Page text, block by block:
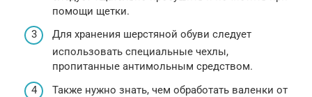
помощи щетки.
Для хранения шерстяной обуви следует
использовать специальные чехлы,
пропитанные антимольным средством.
Также нужно знать, чем обработать валенки от